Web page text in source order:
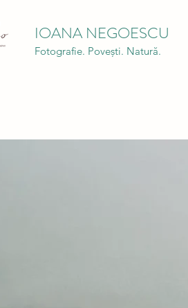
IOANA NEGOESCU
Fotografie. Povești. Natură.